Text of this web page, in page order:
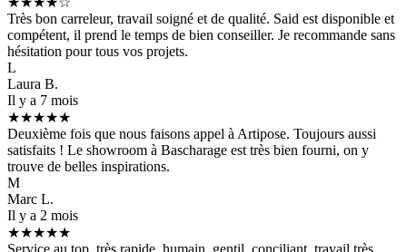
Très bon carreleur, travail soigné et de qualité. Said est disponible et
compétent, il prend le temps de bien conseiller. Je recommande sans
hésitation pour tous vos projets.
L
Laura B.
Il y a 7 mois
★★★★★
Deuxième fois que nous faisons appel à Artipose. Toujours aussi
satisfaits ! Le showroom à Bascharage est très bien fourni, on y
trouve de belles inspirations.
M
Marc L.
Il y a 2 mois
★★★★★